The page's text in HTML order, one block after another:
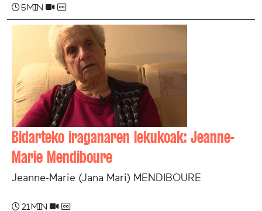
5 min
Bidarteko iraganaren lekukoak: Jeanne-
Marie Mendiboure
Jeanne-Marie (Jana Mari) MENDIBOURE
21 min